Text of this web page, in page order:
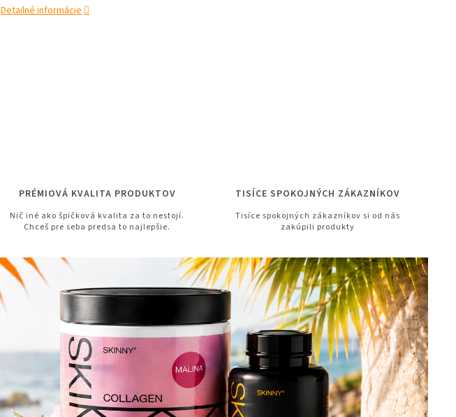
Detailné informácie
PRÉMIOVÁ KVALITA PRODUKTOV
Nič iné ako špičková kvalita za to nestojí.
Chceš pre seba predsa to najlepšie.
TISÍCE SPOKOJNÝCH ZÁKAZNÍKOV
Tisíce spokojných zákazníkov si od nás
zakúpili produkty